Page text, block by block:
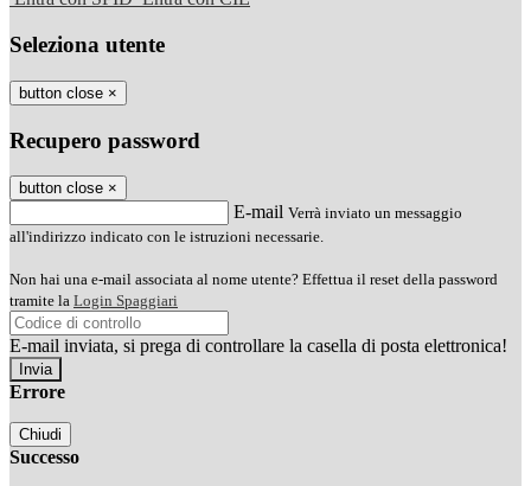
Seleziona utente
button close ×
Recupero password
button close ×
E-mail Verrà inviato un messaggio
all'indirizzo indicato con le istruzioni necessarie.
Non hai una e-mail associata al nome utente? Effettua il reset della password
tramite la Login Spaggiari
E-mail inviata, si prega di controllare la casella di posta elettronica!
Errore
Chiudi
Successo